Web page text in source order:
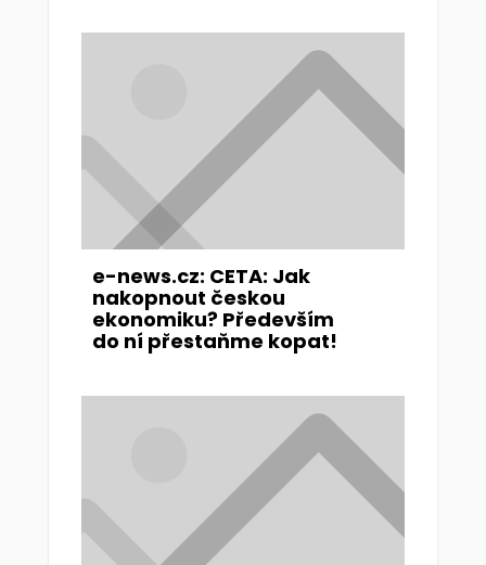
e-news.cz: CETA: Jak
nakopnout českou
ekonomiku? Především
do ní přestaňme kopat!